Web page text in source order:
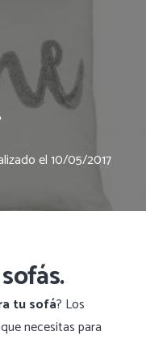
el10/05/2017
tu sofá? Los
necesitas para